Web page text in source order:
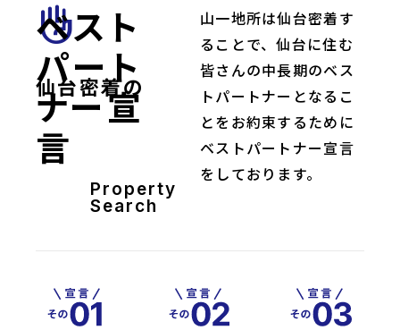
front_hand
仙台密着の
ベスト
パート
ナー宣
言
Property
Search
山一地所は仙台密着す
ることで、仙台に住む
皆さんの中長期のベス
トパートナーとなるこ
とをお約束するために
ベストパートナー宣言
をしております。